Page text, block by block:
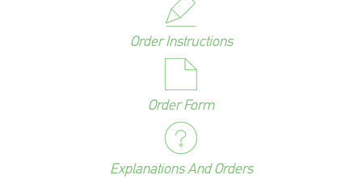
Order Instructions
Order Form
Explanations And Orders